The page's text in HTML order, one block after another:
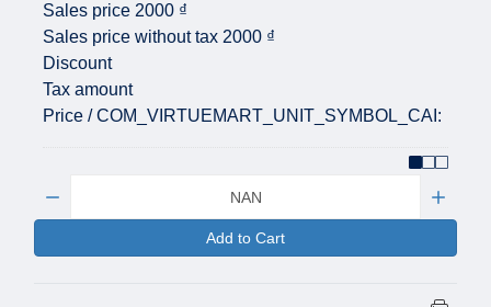
Sales price 2000 ₫
Sales price without tax 2000 ₫
Discount
Tax amount
Price / COM_VIRTUEMART_UNIT_SYMBOL_CAI:
Add to Cart